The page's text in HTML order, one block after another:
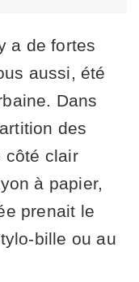
a de fortes
aussi, été
Dans
des
côté clair
à papier,
prenait le
bille ou au